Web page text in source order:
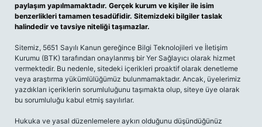
paylaşım yapılmamaktadır. Gerçek kurum ve kişiler ile isim
benzerlikleri tamamen tesadüfidir. Sitemizdeki bilgiler taslak
halindedir ve tavsiye niteliği taşımazlar.
Sitemiz, 5651 Sayılı Kanun gereğince Bilgi Teknolojileri ve İletişim
Kurumu (BTK) tarafından onaylanmış bir Yer Sağlayıcı olarak hizmet
vermektedir. Bu nedenle, sitedeki içerikleri proaktif olarak denetleme
veya araştırma yükümlülüğümüz bulunmamaktadır. Ancak, üyelerimiz
yazdıkları içeriklerin sorumluluğunu taşımakta olup, siteye üye olarak
bu sorumluluğu kabul etmiş sayılırlar.
Hukuka ve yasal düzenlemelere aykırı olduğunu düşündüğünüz